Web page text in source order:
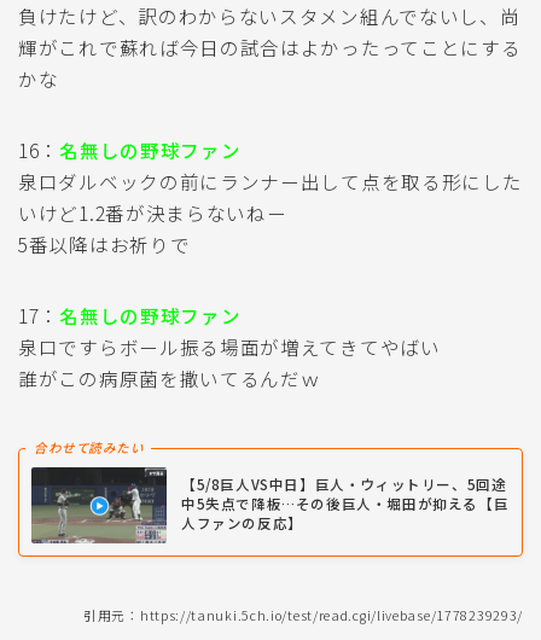
負けたけど、訳のわからないスタメン組んでないし、尚
輝がこれで蘇れば今日の試合はよかったってことにする
かな
16： 名無しの野球ファン
泉口ダルベックの前にランナー出して点を取る形にした
いけど1.2番が決まらないねー
5番以降はお祈りで
17： 名無しの野球ファン
泉口ですらボール振る場面が増えてきてやばい
誰がこの病原菌を撒いてるんだｗ
合わせて読みたい
【5/8巨人VS中日】巨人・ウィットリー、5回途
中5失点で降板…その後巨人・堀田が抑える【巨
人ファンの反応】
引用元：https://tanuki.5ch.io/test/read.cgi/livebase/1778239293/